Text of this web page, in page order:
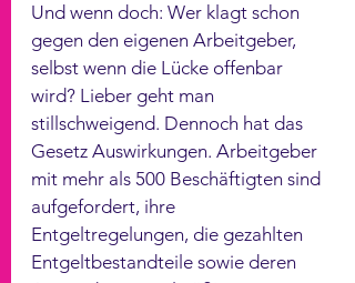
Und wenn doch: Wer klagt schon
gegen den eigenen Arbeitgeber,
selbst wenn die Lücke offenbar
wird? Lieber geht man
stillschweigend. Dennoch hat das
Gesetz Auswirkungen. Arbeitgeber
mit mehr als 500 Beschäftigten sind
aufgefordert, ihre
Entgeltregelungen, die gezahlten
Entgeltbestandteile sowie deren